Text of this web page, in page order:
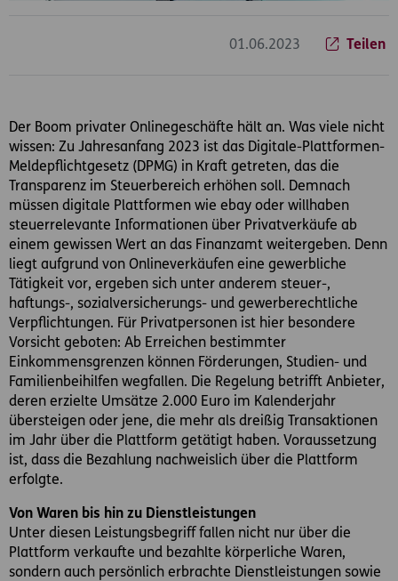
01.06.2023 Teilen
Der Boom privater Onlinegeschäfte hält an. Was viele nicht
wissen: Zu Jahresanfang 2023 ist das Digitale-Plattformen-
Meldepflichtgesetz (DPMG) in Kraft getreten, das die
Transparenz im Steuerbereich erhöhen soll. Demnach
müssen digitale Plattformen wie ebay oder willhaben
steuerrelevante Informationen über Privatverkäufe ab
einem gewissen Wert an das Finanzamt weitergeben. Denn
liegt aufgrund von Onlineverkäufen eine gewerbliche
Tätigkeit vor, ergeben sich unter anderem steuer-,
haftungs-, sozialversicherungs- und gewerberechtliche
Verpflichtungen. Für Privatpersonen ist hier besondere
Vorsicht geboten: Ab Erreichen bestimmter
Einkommensgrenzen können Förderungen, Studien- und
Familienbeihilfen wegfallen. Die Regelung betrifft Anbieter,
deren erzielte Umsätze 2.000 Euro im Kalenderjahr
übersteigen oder jene, die mehr als dreißig Transaktionen
im Jahr über die Plattform getätigt haben. Voraussetzung
ist, dass die Bezahlung nachweislich über die Plattform
erfolgte.
Von Waren bis hin zu Dienstleistungen
Unter diesen Leistungsbegriff fallen nicht nur über die
Plattform verkaufte und bezahlte körperliche Waren,
sondern auch persönlich erbrachte Dienstleistungen sowie